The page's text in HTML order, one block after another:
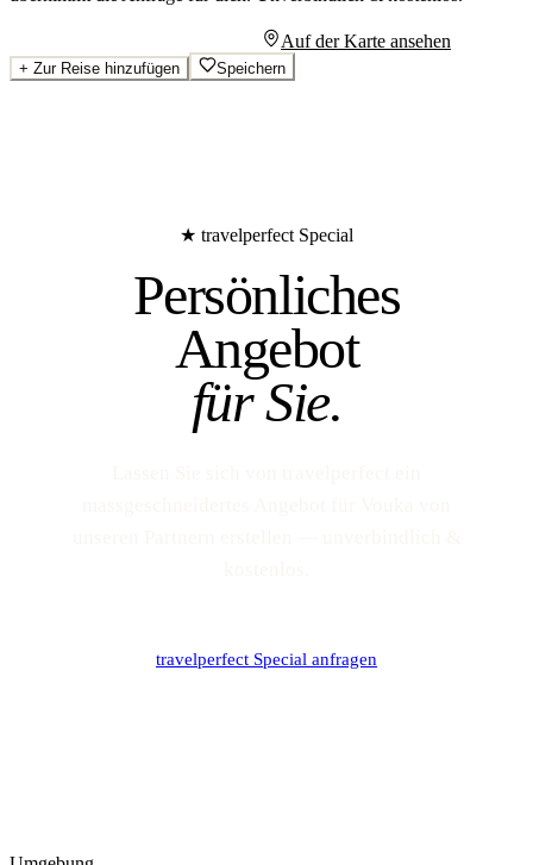
Auf der Karte ansehen
+ Zur Reise hinzufügen Speichern
★ travelperfect Special
Persönliches
Angebot
für Sie.
travelperfect Special anfragen